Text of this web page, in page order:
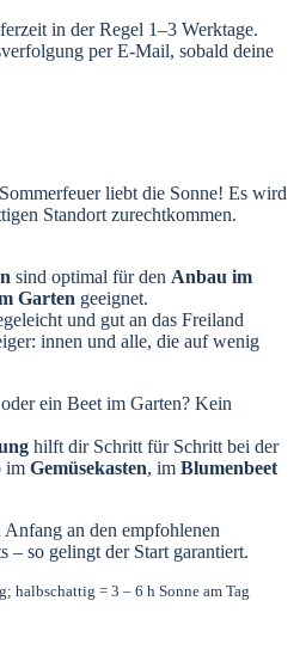
in der Regel 1–3 Werktage.
per E-Mail, sobald deine
liebt die Sonne! Es wird
Standort zurechtkommen.
sind optimal für den Anbau im
Garten geeignet.
und gut an das Freiland
innen und alle, die auf wenig
ein Beet im Garten? Kein
hilft dir Schritt für Schritt bei der
im Gemüsekasten, im Blumenbeet
an den empfohlenen
– so gelingt der Start garantiert.
halbschattig = 3 – 6 h Sonne am Tag